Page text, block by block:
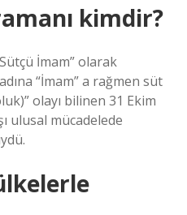
kimdir?
İmam” olarak
“İmam” a rağmen süt
olayı bilinen 31 Ekim
ulusal mücadelede